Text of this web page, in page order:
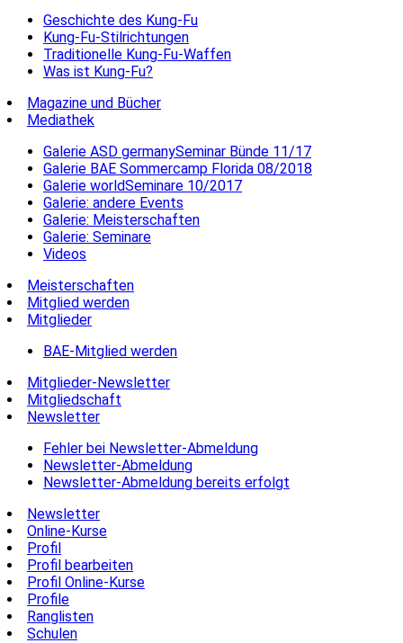
Geschichte des Kung-Fu
Kung-Fu-Stilrichtungen
Traditionelle Kung-Fu-Waffen
Was ist Kung-Fu?
Magazine und Bücher
Mediathek
Galerie ASD germanySeminar Bünde 11/17
Galerie BAE Sommercamp Florida 08/2018
Galerie worldSeminare 10/2017
Galerie: andere Events
Galerie: Meisterschaften
Galerie: Seminare
Videos
Meisterschaften
Mitglied werden
Mitglieder
BAE-Mitglied werden
Mitglieder-Newsletter
Mitgliedschaft
Newsletter
Fehler bei Newsletter-Abmeldung
Newsletter-Abmeldung
Newsletter-Abmeldung bereits erfolgt
Newsletter
Online-Kurse
Profil
Profil bearbeiten
Profil Online-Kurse
Profile
Ranglisten
Schulen